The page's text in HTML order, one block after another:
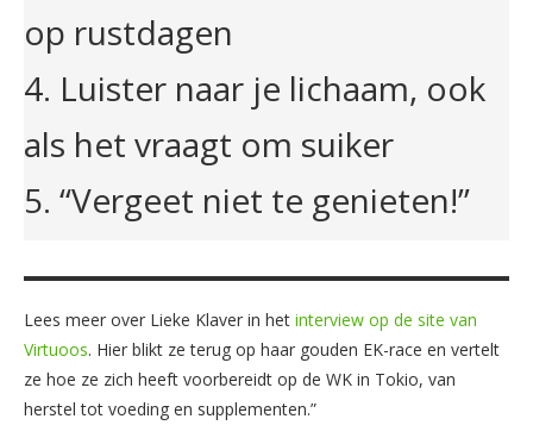
op rustdagen
4. Luister naar je lichaam, ook
als het vraagt om suiker
5. “Vergeet niet te genieten!”
Lees meer over Lieke Klaver in het interview op de site van
Virtuoos. Hier blikt ze terug op haar gouden EK-race en vertelt
ze hoe ze zich heeft voorbereidt op de WK in Tokio, van
herstel tot voeding en supplementen.”